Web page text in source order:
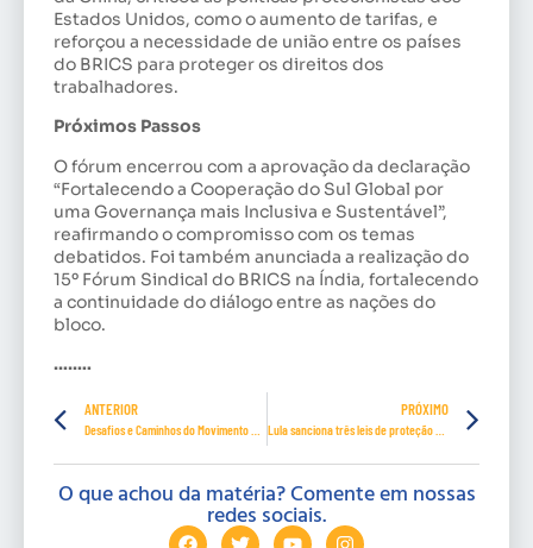
Estados Unidos, como o aumento de tarifas, e
reforçou a necessidade de união entre os países
do BRICS para proteger os direitos dos
trabalhadores.
Próximos Passos
O fórum encerrou com a aprovação da declaração
“Fortalecendo a Cooperação do Sul Global por
uma Governança mais Inclusiva e Sustentável”,
reafirmando o compromisso com os temas
debatidos. Foi também anunciada a realização do
15º Fórum Sindical do BRICS na Índia, fortalecendo
a continuidade do diálogo entre as nações do
bloco.
……..
ANTERIOR PRÓXIMO
O que achou da matéria? Comente em nossas
redes sociais.